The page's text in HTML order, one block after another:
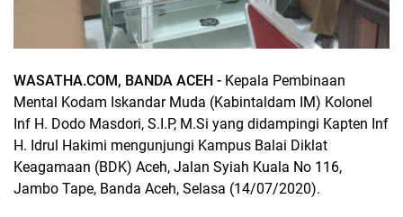
WASATHA.COM, BANDA ACEH - Kepala Pembinaan
Mental Kodam Iskandar Muda (Kabintaldam IM) Kolonel
Inf H. Dodo Masdori, S.I.P, M.Si yang didampingi Kapten Inf
H. Idrul Hakimi mengunjungi Kampus Balai Diklat
Keagamaan (BDK) Aceh, Jalan Syiah Kuala No 116,
Jambo Tape, Banda Aceh, Selasa (14/07/2020).